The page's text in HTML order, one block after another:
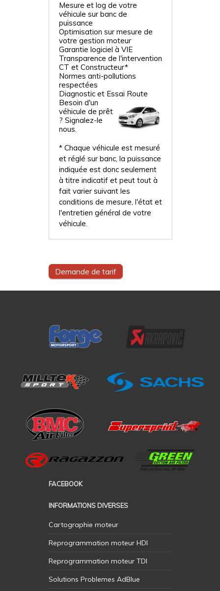
Mesure et log de votre
véhicule sur banc de
puissance
Optimisation sur mesure de
votre gestion moteur
Garantie logiciel à VIE
Transparence de l'intervention
CT et Constructeur*
Normes anti-pollutions
respectées
Diagnostic et Essai Route
Besoin d'un
véhicule de prêt
? Signalez-le
nous.
* Chaque véhicule est mesuré
et réglé sur banc, la puissance
indiquée est donc seulement
à titre indicatif et peut tout à
fait varier suivant les
conditions de mesure, l'état et
l'entretien général de votre
véhicule.
Demande de tarif
FACEBOOK
INFORMATIONS DIVERSES
Cartographie moteur
Reprogrammation moteur HDI
Reprogrammation moteur TDI
Solutions Problemes AdBlue